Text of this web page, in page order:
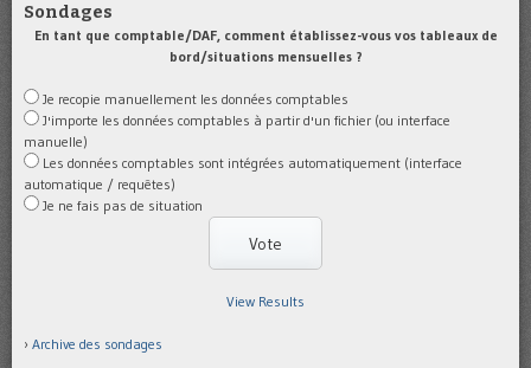
Sondages
En tant que comptable/DAF, comment établissez-vous vos tableaux de
bord/situations mensuelles ?
Je recopie manuellement les données comptables
J'importe les données comptables à partir d'un fichier (ou interface
manuelle)
Les données comptables sont intégrées automatiquement (interface
automatique / requêtes)
Je ne fais pas de situation
View Results
Archive des sondages